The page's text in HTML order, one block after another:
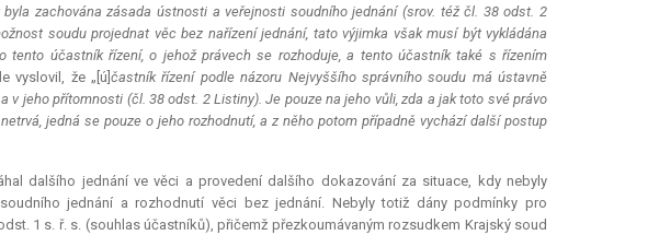
zachována zásada ústnosti a veřejnosti soudního jednání (srov. též čl. 38 odst. 2
soudu projednat věc bez nařízení jednání, tato výjimka však musí být vykládána
účastník řízení, o jehož právech se rozhoduje, a tento účastník také s řízením
vyslovil, že „[ú]častník řízení podle názoru Nejvyššího správního soudu má ústavně
v jeho přítomnosti (čl. 38 odst. 2 Listiny). Je pouze na jeho vůli, zda a jak toto své právo
jedná se pouze o jeho rozhodnutí, a z něho potom případně vychází další postup
dalšího jednání ve věci a provedení dalšího dokazování za situace, kdy nebyly
jednání a rozhodnutí věci bez jednání. Nebyly totiž dány podmínky pro
1 s. ř. s. (souhlas účastníků), přičemž přezkoumávaným rozsudkem Krajský soud